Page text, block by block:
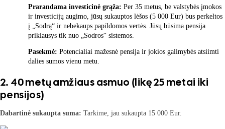
Prarandama investicinė grąža: Per 35 metus, be valstybės įmokos
ir investicijų augimo, jūsų sukauptos lėšos (5 000 Eur) bus perkeltos
į „Sodrą“ ir nebekaups papildomos vertės. Jūsų būsima pensija
priklausys tik nuo „Sodros“ sistemos.
Pasekmė: Potencialiai mažesnė pensija ir jokios galimybės atsiimti
dalies sumos vienu metu.
2. 40 metų amžiaus asmuo (likę 25 metai iki
pensijos)
Dabartinė sukaupta suma: Tarkime, jau sukaupta 15 000 Eur.